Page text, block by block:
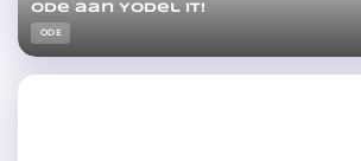
Ode aan Yodel it!
ODE